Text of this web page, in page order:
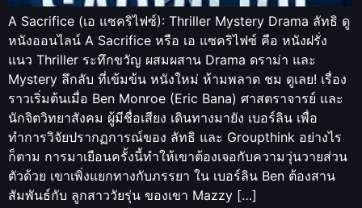
A Sacrifice (เอ แซคริไฟซ์): Thriller Mystery Drama ลัทธิ ดู
หนังออนไลน์ A Sacrifice หรือ เอ แซคริไฟซ์ คือ หนังฝรั่ง
แนว Thriller ระทึกขวัญ ผสมผสาน Drama ดราม่า และ
Mystery ลึกลับ ที่เข้มข้น หนังใหม่ ห้ามพลาด ชม ดูเลย! เรื่อง
ราวเริ่มต้นเมื่อ Ben Monroe (Eric Bana) ศาสตราจารย์ และ
นักจิตวิทยาสังคม ผู้มีชื่อเสียง เดินทางมายัง เบอร์ลิน เพื่อ
ทำการวิจัยปรากฏการณ์ของ ลัทธิ และ Groupthink อย่างไร
ก็ตาม การมาเยือนครั้งนี้ทำให้เขาต้องเจอกับความวุ่นวายส่วน
ตัวด้วย เขาเพิ่งแยกทางกับภรรยา ใน เบอร์ลิน Ben ต้องสาน
สัมพันธ์กับ ลูกสาววัยรุ่น ของเขา Mazzy […]